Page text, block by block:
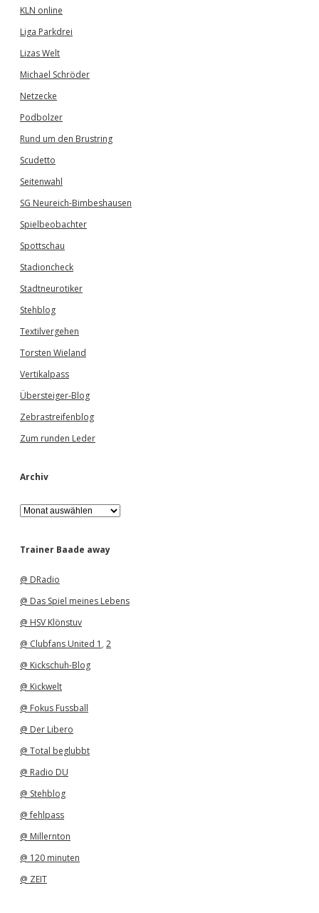
KLN online
Liga Parkdrei
Lizas Welt
Michael Schröder
Netzecke
Podbolzer
Rund um den Brustring
Scudetto
Seitenwahl
SG Neureich-Bimbeshausen
Spielbeobachter
Spottschau
Stadioncheck
Stadtneurotiker
Stehblog
Textilvergehen
Torsten Wieland
Vertikalpass
Übersteiger-Blog
Zebrastreifenblog
Zum runden Leder
Archiv
A
r
h
Trainer Baade away
@ DRadio
@ Das Spiel meines Lebens
@ HSV Klönstuv
@ Clubfans United 1 , 2
@ Kickschuh-Blog
@ Kickwelt
@ Fokus Fussball
@ Der Libero
@ Total beglubbt
@ Radio DU
@ Stehblog
@ fehlpass
@ Millernton
@ 120 minuten
@ ZEIT